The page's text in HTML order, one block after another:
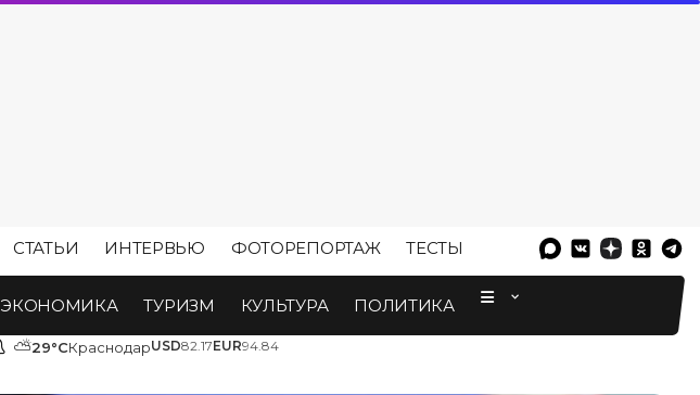
СТАТЬИ ИНТЕРВЬЮ ФОТОРЕПОРТАЖ ТЕСТЫ
ЭКОНОМИКА ТУРИЗМ КУЛЬТУРА ПОЛИТИКА
⛅29°CКраснодарUSD82.17EUR94.84